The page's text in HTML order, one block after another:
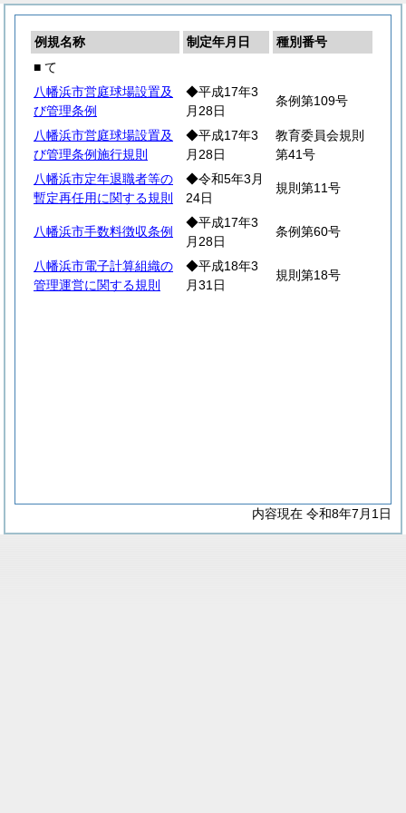
例規名称 制定年月日
種別番号
■ て
八幡浜市営庭球場設置及
び管理条例
◆平成17年3
月28日
条例第109号
八幡浜市営庭球場設置及
び管理条例施行規則
◆平成17年3
月28日
教育委員会規則
第41号
八幡浜市定年退職者等の
暫定再任用に関する規則
◆令和5年3月
24日
規則第11号
八幡浜市手数料徴収条例
◆平成17年3
月28日
条例第60号
八幡浜市電子計算組織の
管理運営に関する規則
◆平成18年3
月31日
規則第18号
内容現在 令和8年7月1日